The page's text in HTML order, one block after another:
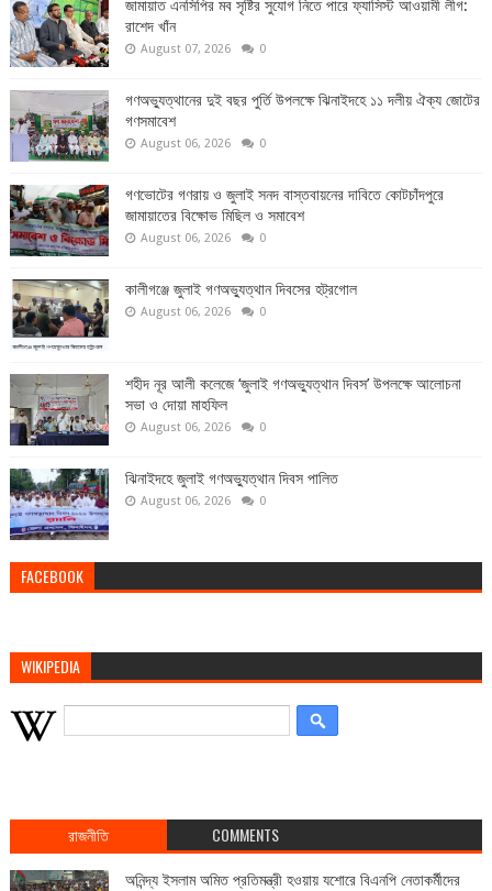
জামায়াত এনসিপির মব সৃষ্টির সুযোগ নিতে পারে ফ্যাসিস্ট আওয়ামী লীগ:
রাশেদ খাঁন
August 07, 2026 0
গণঅভ্যুত্থানের দুই বছর পুর্তি উপলক্ষে ঝিনাইদহে ১১ দলীয় ঐক্য জোটের
গণসমাবেশ
August 06, 2026 0
গণভোটের গণরায় ও জুলাই সনদ বাস্তবায়নের দাবিতে কোটচাঁদপুরে
জামায়াতের বিক্ষোভ মিছিল ও সমাবেশ
August 06, 2026 0
কালীগঞ্জে জুলাই গণঅভ্যুত্থান দিবসের হট্রগোল
August 06, 2026 0
শহীদ নূর আলী কলেজে ‘জুলাই গণঅভ্যুত্থান দিবস’ উপলক্ষে আলোচনা
সভা ও দোয়া মাহফিল
August 06, 2026 0
ঝিনাইদহে জুলাই গণঅভ্যুত্থান দিবস পালিত
August 06, 2026 0
FACEBOOK
WIKIPEDIA
রাজনীতি COMMENTS
অনিন্দ্য ইসলাম অমিত প্রতিমন্ত্রী হওয়ায় যশোরে বিএনপি নেতাকর্মীদের